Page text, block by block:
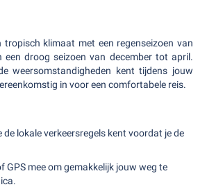
tropisch klimaat met een regenseizoen van
een droog seizoen van december tot april.
weersomstandigheden kent tijdens jouw
in voor een comfortabele reis.
de lokale verkeersregels kent voordat je de
GPS mee om gemakkelijk jouw weg te